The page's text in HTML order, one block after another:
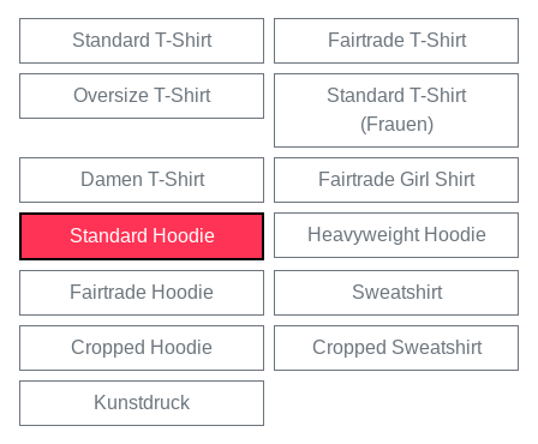
Standard T-Shirt Fairtrade T-Shirt
Oversize T-Shirt
Standard T-Shirt
(Frauen)
Damen T-Shirt Fairtrade Girl Shirt
Standard Hoodie Heavyweight Hoodie
Fairtrade Hoodie Sweatshirt
Cropped Hoodie Cropped Sweatshirt
Kunstdruck